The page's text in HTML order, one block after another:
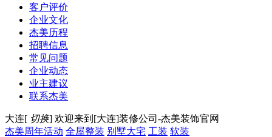
客户评价
企业文化
杰美历程
招聘信息
常见问题
企业动态
业主建议
联系杰美
大连[ 切换] 欢迎来到[大连]装修公司-杰美装饰官网
杰美周年活动 全屋整装 别墅大宅 工装 软装